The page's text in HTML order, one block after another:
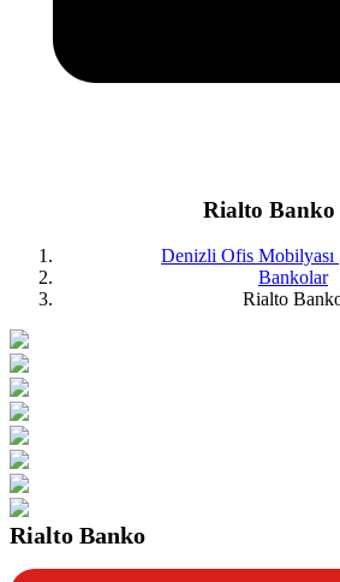
Rialto Banko
Denizli Ofis Mobilyası
Bankolar
Rialto
Rialto Banko